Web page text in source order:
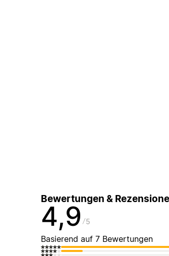
Bewertungen &
4,9 5
Basierend auf 7 Bewertungen